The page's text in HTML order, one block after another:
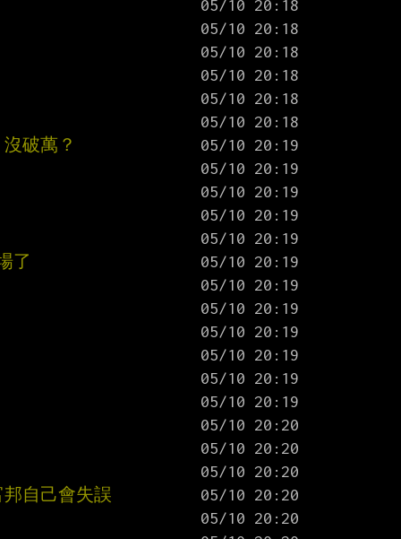
破萬？
了
自己會失誤